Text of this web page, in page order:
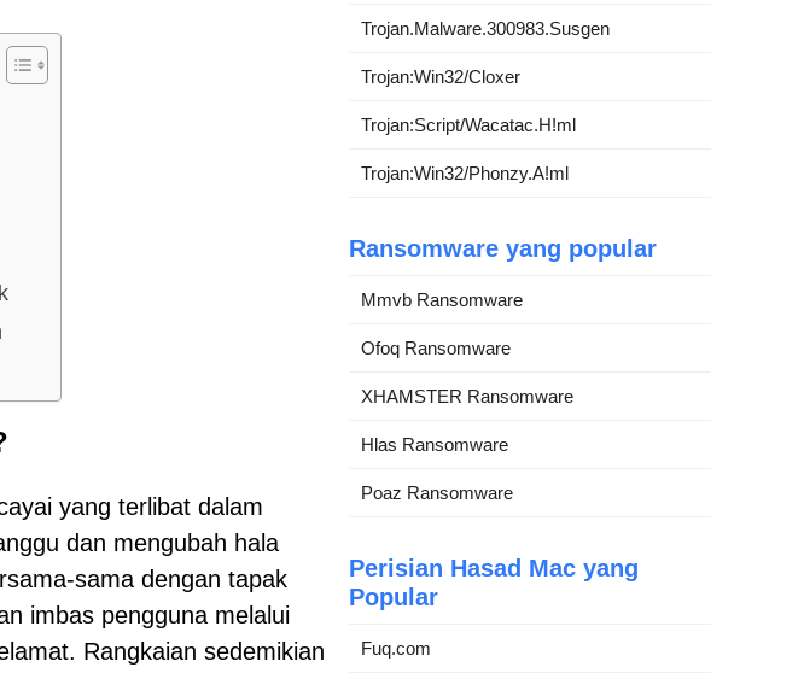
yang terlibat dalam
dan mengubah hala
sama dengan tapak
imbas pengguna melalui
Rangkaian sedemikian
Trojan.Malware.300983.Susgen
Trojan:Win32/Cloxer
Trojan:Script/Wacatac.H!ml
Trojan:Win32/Phonzy.A!ml
Ransomware yang popular
Mmvb Ransomware
Ofoq Ransomware
XHAMSTER Ransomware
Hlas Ransomware
Poaz Ransomware
Perisian Hasad Mac yang
Popular
Fuq.com